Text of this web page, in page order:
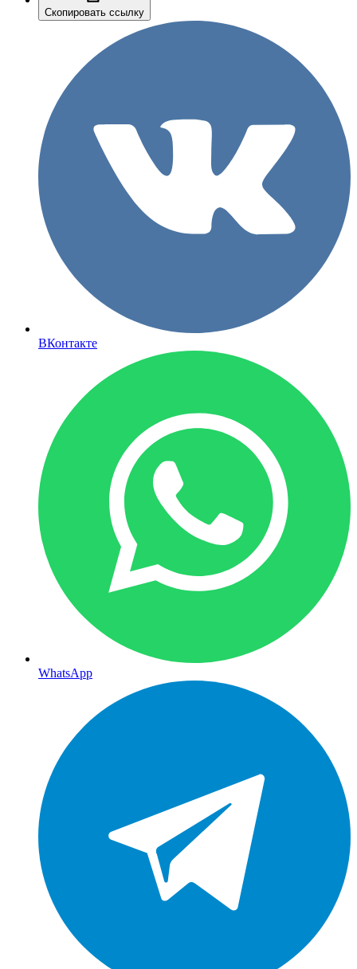
Скопировать ссылку
ВКонтакте
WhatsApp